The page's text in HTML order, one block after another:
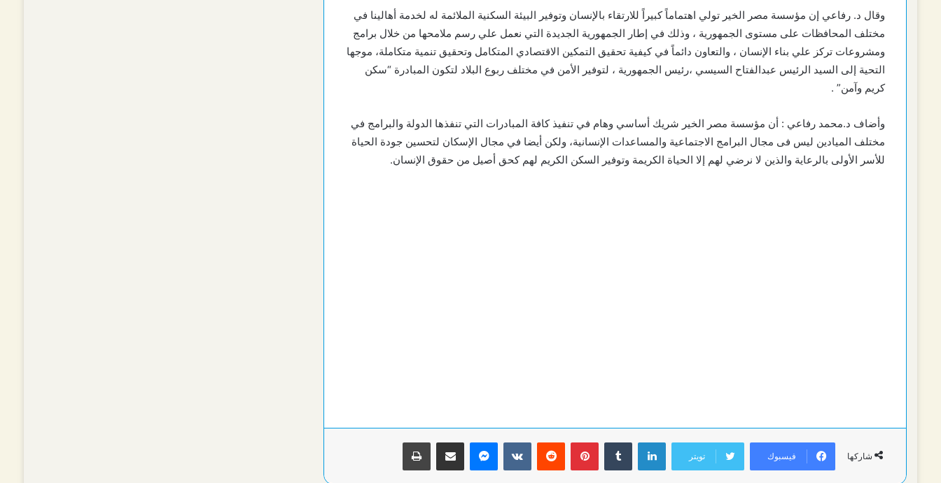
وقال د. رفاعي إن مؤسسة مصر الخير تولي اهتماماً كبيراً للارتقاء بالإنسان وتوفير البيئة السكنية الملائمة له لخدمة أهالينا في
مختلف المحافظات على مستوى الجمهورية ، وذلك في إطار الجمهورية الجديدة التي نعمل علي رسم ملامحها من خلال برامج
ومشروعات تركز علي بناء الإنسان ، والتعاون دائماً في كيفية تحقيق التمكين الاقتصادي المتكامل وتحقيق تنمية متكاملة، موجها
التحية إلى السيد الرئيس عبدالفتاح السيسي ،رئيس الجمهورية ، لتوفير الأمن في مختلف ربوع البلاد لتكون المبادرة “سكن
كريم وآمن” .
وأضاف د.محمد رفاعي : أن مؤسسة مصر الخير شريك أساسي وهام في تنفيذ كافة المبادرات التي تنفذها الدولة والبرامج في
مختلف الميادين ليس فى مجال البرامج الاجتماعية والمساعدات الإنسانية، ولكن أيضا في مجال الإسكان لتحسين جودة الحياة
للأسر الأولى بالرعاية والذين لا نرضي لهم إلا الحياة الكريمة وتوفير السكن الكريم لهم كحق أصيل من حقوق الإنسان.
شاركها فيسبوك تويتر
لينكدإن ‏Tumblr بينتيريست
‏Reddit
‏VKontakte ماسنجر مشاركة عبر البريد طباعة
مصر تودع كأس أمم إفريقيا بخسارة ثالثة مزلة أمام نيجيريا